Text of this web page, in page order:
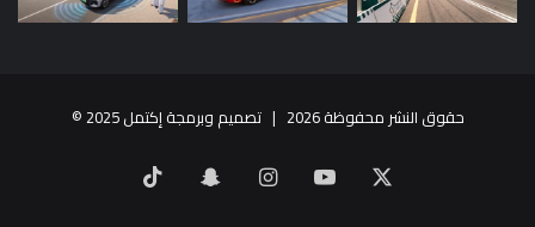
حقوق النشر محفوظة 2026 | تصميم وبرمجة إكتمل 2025 ©
يوتيوب انستقرام سناب